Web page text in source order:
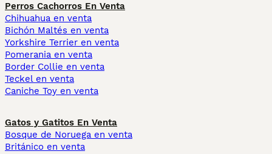
Perros Cachorros En Venta
Chihuahua en venta
Bichón Maltés en venta
Yorkshire Terrier en venta
Pomerania en venta
Border Collie en venta
Teckel en venta
Caniche Toy en venta
Gatos y Gatitos En Venta
Bosque de Noruega en venta
Británico en venta